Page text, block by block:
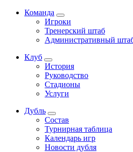
Команда
Игроки
Тренерский штаб
Административный
Клуб
История
Руководство
Стадионы
Услуги
Дубль
Состав
Турнирная таблица
Календарь игр
Новости дубля